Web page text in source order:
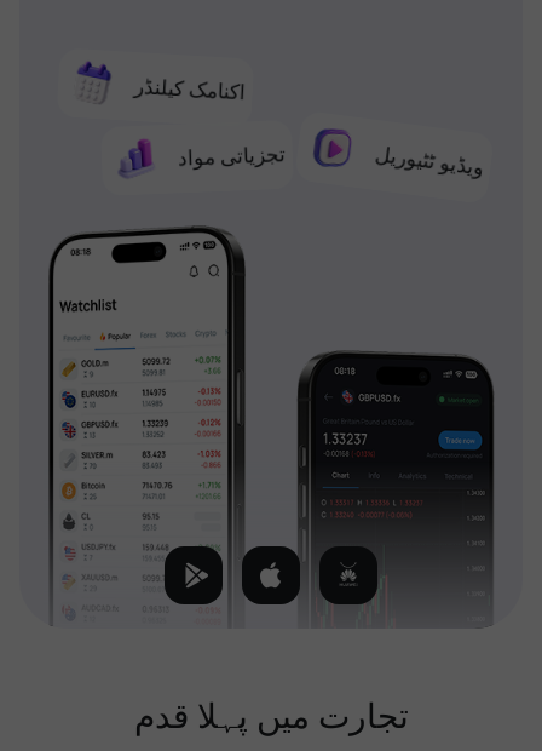
اکنامک کیلنڈر
تجزیاتی مواد ویڈیو ٹٹیوریل
تجارت میں پہلا قدم